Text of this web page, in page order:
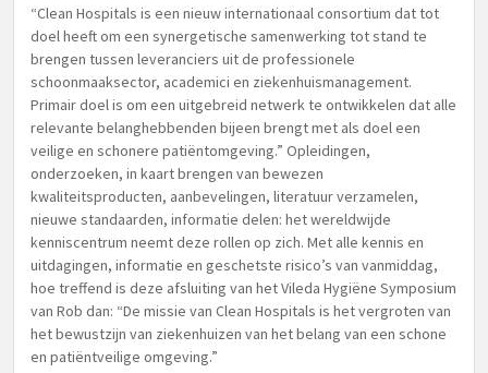
“Clean Hospitals is een nieuw internationaal consortium dat tot
doel heeft om een synergetische samenwerking tot stand te
brengen tussen leveranciers uit de professionele
schoonmaaksector, academici en ziekenhuismanagement.
Primair doel is om een uitgebreid netwerk te ontwikkelen dat alle
relevante belanghebbenden bijeen brengt met als doel een
veilige en schonere patiëntomgeving.” Opleidingen,
onderzoeken, in kaart brengen van bewezen
kwaliteitsproducten, aanbevelingen, literatuur verzamelen,
nieuwe standaarden, informatie delen: het wereldwijde
kenniscentrum neemt deze rollen op zich. Met alle kennis en
uitdagingen, informatie en geschetste risico’s van vanmiddag,
hoe treffend is deze afsluiting van het Vileda Hygiëne Symposium
van Rob dan: “De missie van Clean Hospitals is het vergroten van
het bewustzijn van ziekenhuizen van het belang van een schone
en patiëntveilige omgeving.”